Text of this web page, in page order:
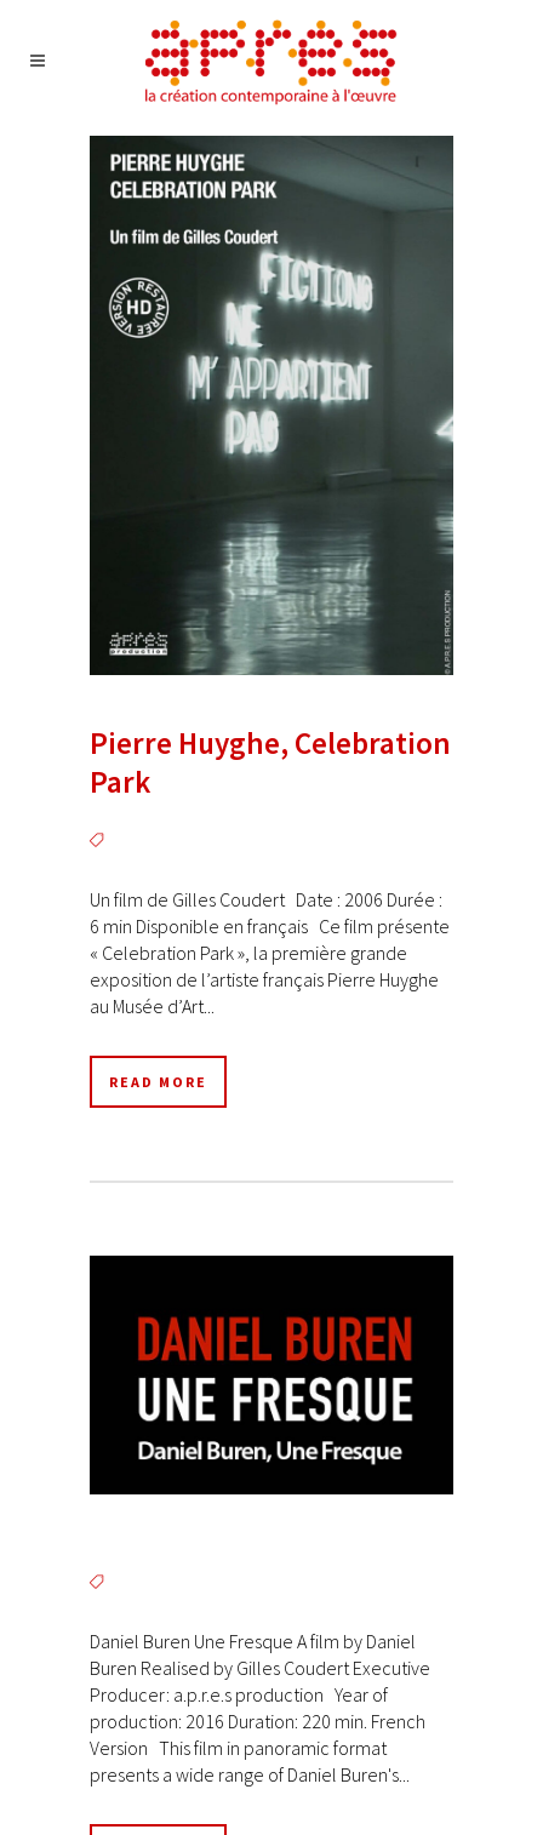
Pierre Huyghe, Celebration
Park
Un film de Gilles Coudert Date : 2006 Durée :
6 min Disponible en français Ce film présente
« Celebration Park », la première grande
exposition de l’artiste français Pierre Huyghe
au Musée d’Art...
READ MORE
Daniel Buren Une Fresque A film by Daniel
Buren Realised by Gilles Coudert Executive
Producer: a.p.r.e.s production Year of
production: 2016 Duration: 220 min. French
Version This film in panoramic format
presents a wide range of Daniel Buren's...